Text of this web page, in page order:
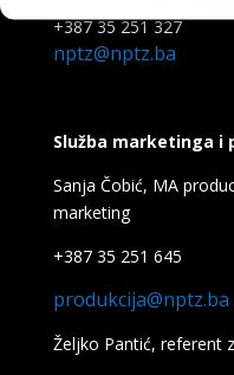
+387 35 251 327
nptz@nptz.ba
Služba marketinga i
Sanja Čobić, MA
marketing
+387 35 251 645
produkcija@nptz.ba
Željko Pantić, referent